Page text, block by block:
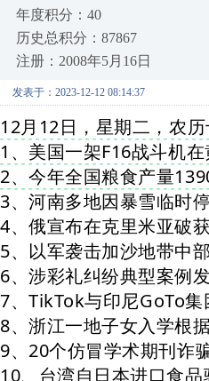
年度积分：40
历史总积分：87867
注册：2008年5月16日
发表于：2023-12-12 08:14:37
12月12日，星期二，农
1、美国一架F16战斗机
2、今年全国粮食产量
3、河南多地因暴雪临时停
4、俄宣布在克里米亚破
5、以军袭击加沙地带中
6、涉彩礼纠纷典型案例
7、TikTok与印尼GoTo
8、浙江一地子女入学根
9、20个仿冒学术期刊诈
10、台湾自日本进口食